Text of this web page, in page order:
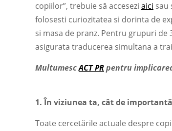
copiilor”, trebuie să accesezi aici sau
folosesti curiozitatea si dorinta de
si masa de pranz. Pentru grupuri
asigurata traducerea simultana a
MultumescACT PRpentru
1. În viziunea ta, cât de
Toate cercetările actuale despre